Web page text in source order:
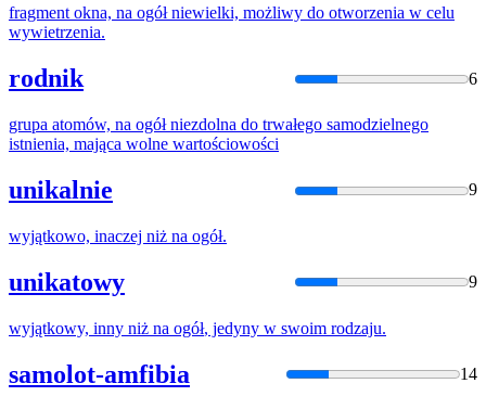
fragment okna, na ogółniewielki, możliwy do otworzenia w celu
wywietrzenia.
rodnik 6
grupa atomów, na ogółniezdolna do trwałego samodzielnego
istnienia, mająca wolne wartościowości
unikalnie 9
wyjątkowo, inaczej niż na ogół.
unikatowy 9
wyjątkowy, inny niż na ogół, jedyny w swoim rodzaju.
samolot-amfibia 14